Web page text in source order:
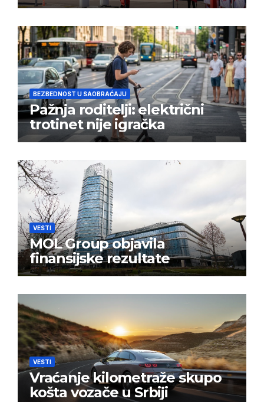
BEZBEDNOST U SAOBRAĆAJU
Pažnja roditelji: električni
trotinet nije igračka
VESTI
MOL Group objavila
finansijske rezultate
VESTI
Vraćanje kilometraže skupo
košta vozače u Srbiji